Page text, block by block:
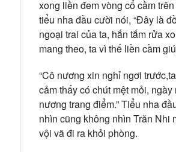
xong liền đem vòng cổ cầm
tiểu nha đầu cười nói, “Đây là
ngoại trai của ta, hắn tắm rửa
mang theo, ta vì thế liền cầm
“Cô nương xin nghỉ ngơi
cảm thấy có chút mệt mỏi,
nương trang điểm.” Tiểu nha
nhìn cũng không nhìn Trăn Nhi
vội vã đi ra khỏi phòng.